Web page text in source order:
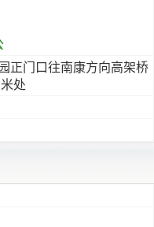
正门口往南康方向高架桥
处